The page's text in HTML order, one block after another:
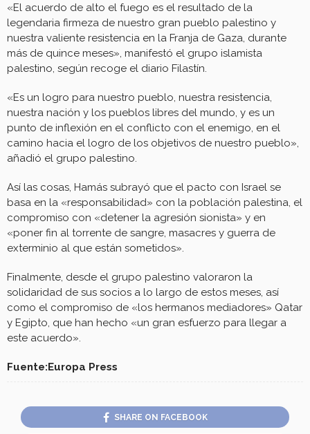
«El acuerdo de alto el fuego es el resultado de la
legendaria firmeza de nuestro gran pueblo palestino y
nuestra valiente resistencia en la Franja de Gaza, durante
más de quince meses», manifestó el grupo islamista
palestino, según recoge el diario Filastín.
«Es un logro para nuestro pueblo, nuestra resistencia,
nuestra nación y los pueblos libres del mundo, y es un
punto de inflexión en el conflicto con el enemigo, en el
camino hacia el logro de los objetivos de nuestro pueblo»,
añadió el grupo palestino.
Así las cosas, Hamás subrayó que el pacto con Israel se
basa en la «responsabilidad» con la población palestina, el
compromiso con «detener la agresión sionista» y en
«poner fin al torrente de sangre, masacres y guerra de
exterminio al que están sometidos».
Finalmente, desde el grupo palestino valoraron la
solidaridad de sus socios a lo largo de estos meses, así
como el compromiso de «los hermanos mediadores» Qatar
y Egipto, que han hecho «un gran esfuerzo para llegar a
este acuerdo».
Fuente:Europa Press
SHARE ON FACEBOOK